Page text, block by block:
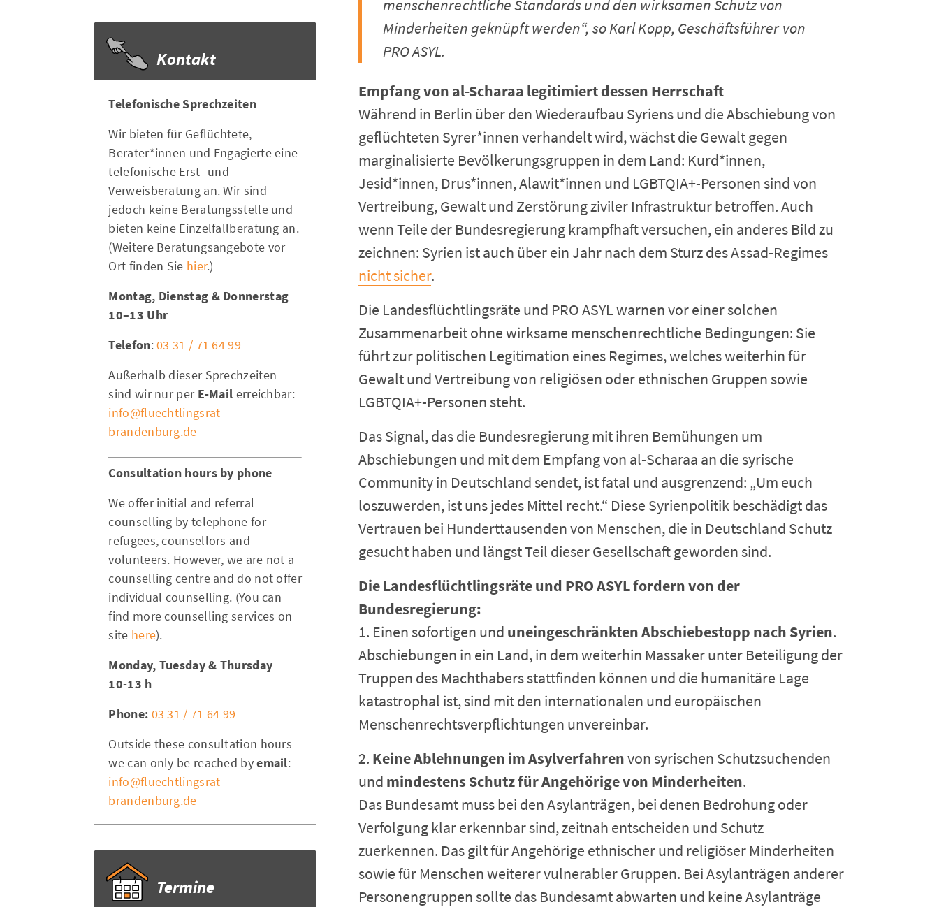
menschenrechtliche Standards und den wirksamen Schutz von
Minderheiten geknüpft werden“, so Karl Kopp, Geschäftsführer von
PRO ASYL.
Empfang von al-Scharaa legitimiert dessen Herrschaft
Während in Berlin über den Wiederaufbau Syriens und die Abschiebung von
geflüchteten Syrer*innen verhandelt wird, wächst die Gewalt gegen
marginalisierte Bevölkerungsgruppen in dem Land: Kurd*innen,
Jesid*innen, Drus*innen, Alawit*innen und LGBTQIA+-Personen sind von
Vertreibung, Gewalt und Zerstörung ziviler Infrastruktur betroffen. Auch
wenn Teile der Bundesregierung krampfhaft versuchen, ein anderes Bild zu
zeichnen: Syrien ist auch über ein Jahr nach dem Sturz des Assad-Regimes
nicht sicher.
Die Landesflüchtlingsräte und PRO ASYL warnen vor einer solchen
Zusammenarbeit ohne wirksame menschenrechtliche Bedingungen: Sie
führt zur politischen Legitimation eines Regimes, welches weiterhin für
Gewalt und Vertreibung von religiösen oder ethnischen Gruppen sowie
LGBTQIA+-Personen steht.
Das Signal, das die Bundesregierung mit ihren Bemühungen um
Abschiebungen und mit dem Empfang von al-Scharaa an die syrische
Community in Deutschland sendet, ist fatal und ausgrenzend: „Um euch
loszuwerden, ist uns jedes Mittel recht.“ Diese Syrienpolitik beschädigt das
Vertrauen bei Hunderttausenden von Menschen, die in Deutschland Schutz
gesucht haben und längst Teil dieser Gesellschaft geworden sind.
Die Landesflüchtlingsräte und PRO ASYL fordern von der
Bundesregierung:
1. Einen sofortigen und uneingeschränkten Abschiebestopp nach Syrien.
Abschiebungen in ein Land, in dem weiterhin Massaker unter Beteiligung der
Truppen des Machthabers stattfinden können und die humanitäre Lage
katastrophal ist, sind mit den internationalen und europäischen
Menschenrechtsverpflichtungen unvereinbar.
2. Keine Ablehnungen im Asylverfahrenvon syrischen Schutzsuchenden
und mindestens Schutz für Angehörige von Minderheiten.
Das Bundesamt muss bei den Asylanträgen, bei denen Bedrohung oder
Verfolgung klar erkennbar sind, zeitnah entscheiden und Schutz
zuerkennen. Das gilt für Angehörige ethnischer und religiöser Minderheiten
sowie für Menschen weiterer vulnerabler Gruppen. Bei Asylanträgen anderer
Personengruppen sollte das Bundesamt abwarten und keine Asylanträge
Kontakt
Telefonische Sprechzeiten
Wir bieten für Geflüchtete,
Berater*innen und Engagierte eine
telefonische Erst- und
Verweisberatung an. Wir sind
jedoch keine Beratungsstelle und
bieten keine Einzelfallberatung an.
(Weitere Beratungsangebote vor
Ort finden Sie hier.)
Montag, Dienstag & Donnerstag
10–13 Uhr
Telefon:03 31 / 71 64 99
Außerhalb dieser Sprechzeiten
sind wir nur per E-Mail erreichbar:
info@fluechtlingsrat-
brandenburg.de
Consultation hours by phone
We offer initial and referral
counselling by telephone for
refugees, counsellors and
volunteers. However, we are not a
counselling centre and do not offer
individual counselling. (You can
find more counselling services on
site here).
Monday, Tuesday & Thursday
10-13 h
Phone: 03 31 / 71 64 99
Outside these consultation hours
we can only be reached byemail:
info@fluechtlingsrat-
brandenburg.de
Termine